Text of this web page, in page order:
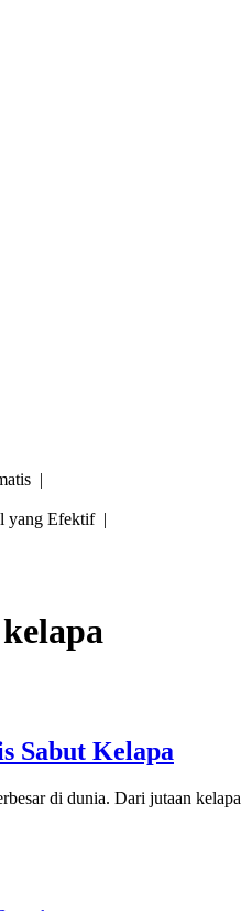
|
yang Efektif |
Sabut Kelapa
di dunia. Dari jutaan